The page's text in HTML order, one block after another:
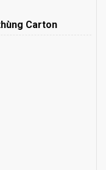
Carton